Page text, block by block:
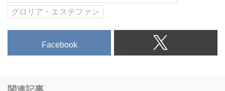
グロリア・エステファン
Facebook